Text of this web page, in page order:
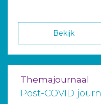
Bekijk
Themajournaal
Post-COVID